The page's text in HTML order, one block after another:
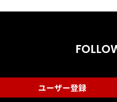
ユーザー登録